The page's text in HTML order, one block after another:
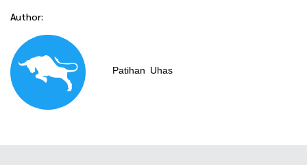
Author:
Patihan Uhas